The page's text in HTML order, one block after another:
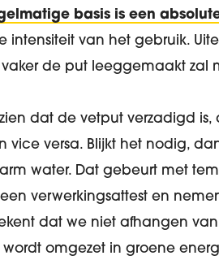
basis is een
intensiteit van het gebruik.
de put leeggemaakt zal
dat de vetput verzadigd
vice versa. Blijkt het nodig,
water. Dat gebeurt met
verwerkingsattest en
dat we niet afhangen
omgezet in groene